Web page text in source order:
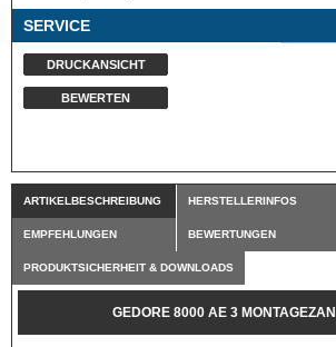
SERVICE
DRUCKANSICHT
BEWERTEN
ARTIKELBESCHREIBUNG HERSTELLERINFOS
EMPFEHLUNGEN BEWERTUNGEN
PRODUKTSICHERHEIT & DOWNLOADS
GEDORE 8000 AE 3